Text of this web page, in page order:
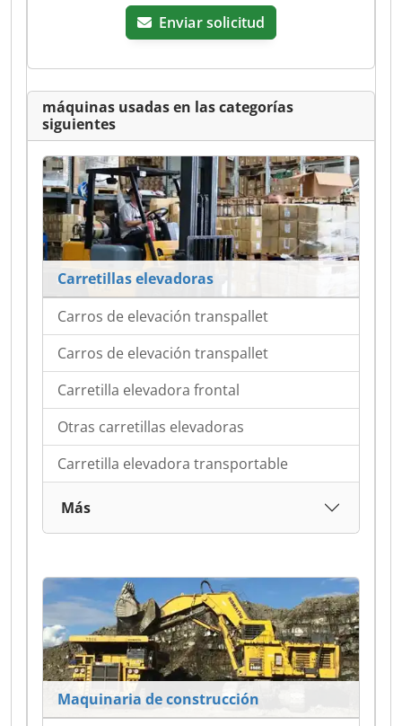
Enviar solicitud
máquinas usadas en las categorías
siguientes
Carretillas elevadoras
Carros de elevación transpallet
Carros de elevación transpallet
Carretilla elevadora frontal
Otras carretillas elevadoras
Carretilla elevadora transportable
Más
Maquinaria de construcción